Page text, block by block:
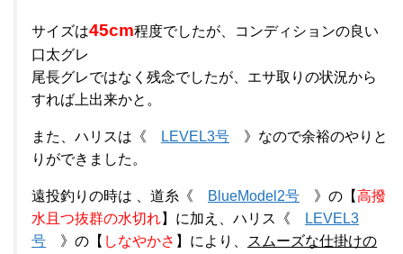
サイズは45cm程度でしたが、コンディションの良い
口太グレ
尾長グレではなく残念でしたが、エサ取りの状況から
すれば上出来かと。
また、ハリスは《 LEVEL3号 》なので余裕のやりと
りができました。
遠投釣りの時は 、道糸《 BlueModel2号 》の【高撥
水且つ抜群の水切れ】に加え、ハリス《
LEVEL3
号 》の【 しなやかさ 】により、
スムーズな仕掛けの